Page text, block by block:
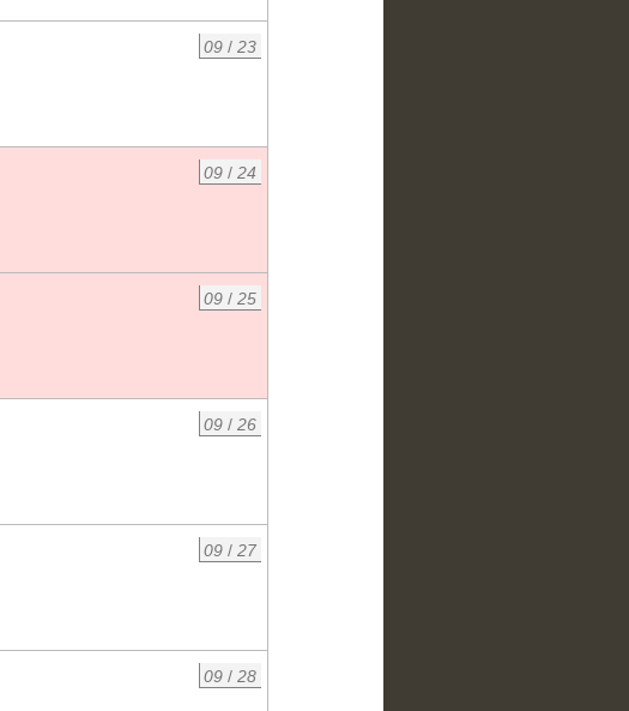
09 / 23
09 / 24
09 / 25
09 / 26
09 / 27
09 / 28